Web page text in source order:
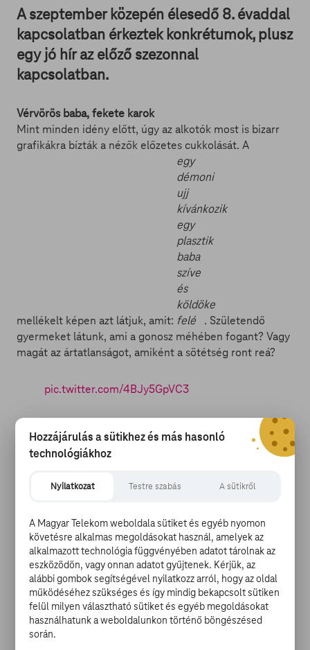
A szeptember közepén élesedő 8. évaddal
kapcsolatban érkeztek konkrétumok, plusz
egy jó hír az előző szezonnal
kapcsolatban.
Vérvörös baba, fekete karok
Mint minden idény előtt, úgy az alkotók most is bizarr
grafikákra bízták a nézők előzetes cukkolását. A
mellékelt képen azt látjuk, amit:
egy
démoni
ujj
kívánkozik
egy
plasztik
baba
szíve
és
köldöke
felé
. Születendő
gyermeket látunk, ami a gonosz méhében fogant? Vagy
magát az ártatlanságot, amiként a sötétség ront reá?
pic.twitter.com/4BJy5GpVC3
20.
Két korábbi évad ölelkezéséből születik a nyolcadik
össze egy új egésszé, ami azért különleges, mert az
szintjén kapcsolódnak egymáshoz, ez pont annyi, amit
egy antológia megengedhet magának. Most viszont az
elátkozott ház lakóinak valósága vegyül a 21. századi
boszorkányok vérvonalának történetével.
Főszerepben
Az Apokalipszis alcímet viselő 10 szakaszos epizódos
füzér stáblistáján Chris Evans és Sarah Paulson (akit
Hozzájárulás a sütikhez és más hasonló
technológiákhoz
Nyilatkozat Testre szabás A sütikről
A Magyar Telekom weboldala sütiket és egyéb nyomon
követésre alkalmas megoldásokat használ, amelyek az
alkalmazott technológia függvényében adatot tárolnak az
eszközödön, vagy onnan adatot gyűjtenek. Kérjük, az
alábbi gombok segítségével nyilatkozz arról, hogy az oldal
működéséhez szükséges és így mindig bekapcsolt sütiken
felül milyen választható sütiket és egyéb megoldásokat
használhatunk a weboldalunkon történő böngészésed
során.